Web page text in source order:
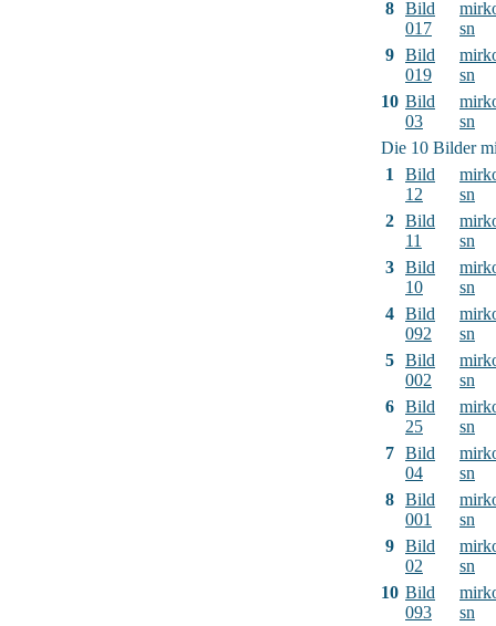
8 Bild
017
sn
9 Bild
019
sn
10 Bild
03
sn
Die 10 Bilder
1
Bild
12
sn
2 Bild
11
sn
3 Bild
10
sn
4 Bild
092
sn
5 Bild
002
sn
6 Bild
25
sn
7 Bild
04
sn
8 Bild
001
sn
9 Bild
02
sn
10 Bild
093
sn